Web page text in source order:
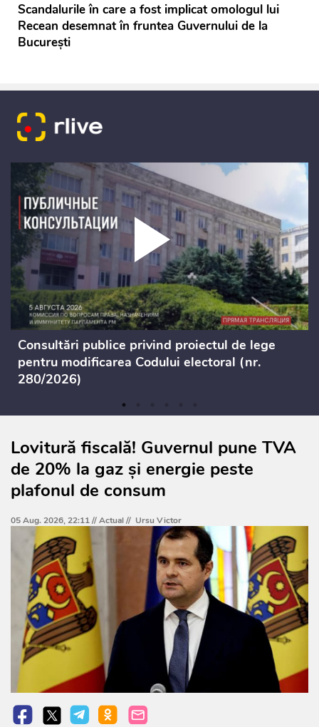
Scandalurile în care a fost implicat omologul lui
Recean desemnat în fruntea Guvernului de la
București
Consultări publice privind proiectul de lege
pentru modificarea Codului electoral (nr.
280/2026)
Lovitură fiscală! Guvernul pune TVA
de 20% la gaz și energie peste
plafonul de consum
05 Aug. 2026, 22:11 //Actual// Ursu Victor